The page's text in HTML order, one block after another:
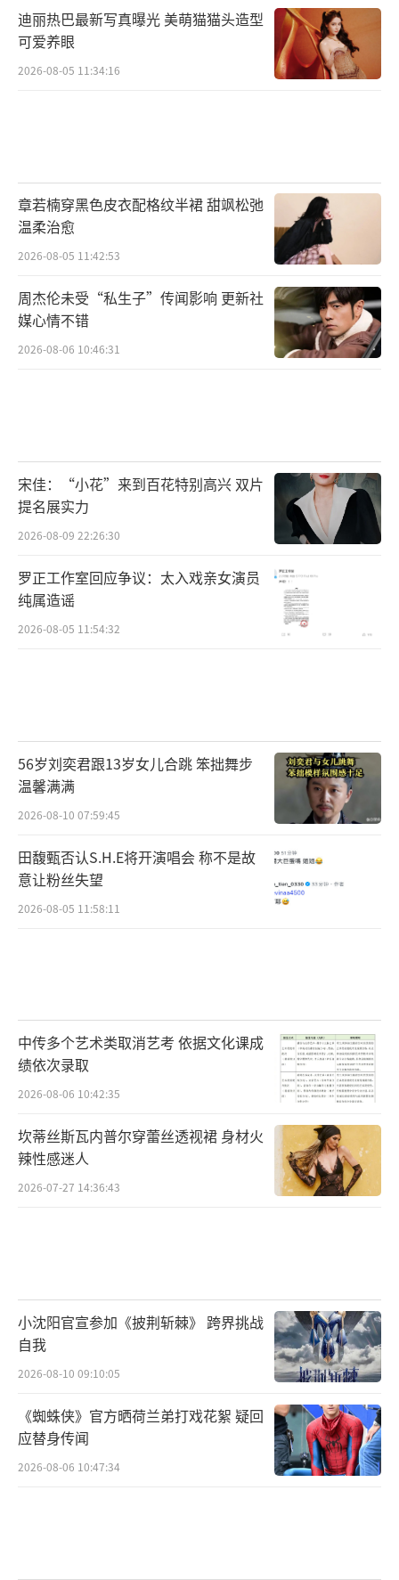
迪丽热巴最新写真曝光 美萌猫猫头造型
可爱养眼
2026-08-05 11:34:16
章若楠穿黑色皮衣配格纹半裙 甜飒松弛
温柔治愈
2026-08-05 11:42:53
周杰伦未受“私生子”传闻影响 更新社
媒心情不错
2026-08-06 10:46:31
宋佳：“小花”来到百花特别高兴 双片
提名展实力
2026-08-09 22:26:30
罗正工作室回应争议：太入戏亲女演员
纯属造谣
2026-08-05 11:54:32
56岁刘奕君跟13岁女儿合跳 笨拙舞步
温馨满满
2026-08-10 07:59:45
田馥甄否认S.H.E将开演唱会 称不是故
意让粉丝失望
2026-08-05 11:58:11
中传多个艺术类取消艺考 依据文化课成
绩依次录取
2026-08-06 10:42:35
坎蒂丝斯瓦内普尔穿蕾丝透视裙 身材火
辣性感迷人
2026-07-27 14:36:43
小沈阳官宣参加《披荆斩棘》 跨界挑战
自我
2026-08-10 09:10:05
《蜘蛛侠》官方晒荷兰弟打戏花絮 疑回
应替身传闻
2026-08-06 10:47:34